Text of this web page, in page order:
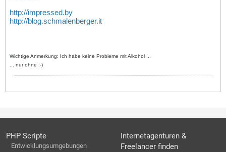
http://impressed.by
http://blog.schmalenberger.it
Wichtige Anmerkung: Ich habe keine Probleme mit Alkohol ...
... nur ohne :-)
PHP Scripte
Entwicklungsumgebungen
Internetagenturen &
Freelancer finden